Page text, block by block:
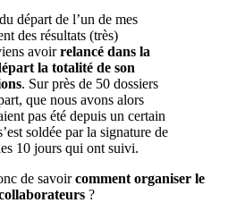
départ de l’un de mes
des résultats (très)
avoirrelancé dans la
la totalité de son
. Sur près de 50 dossiers
que nous avons alors
pas été depuis un certain
soldée par la signature de
10 jours qui ont suivi.
de savoircomment organiser le
?